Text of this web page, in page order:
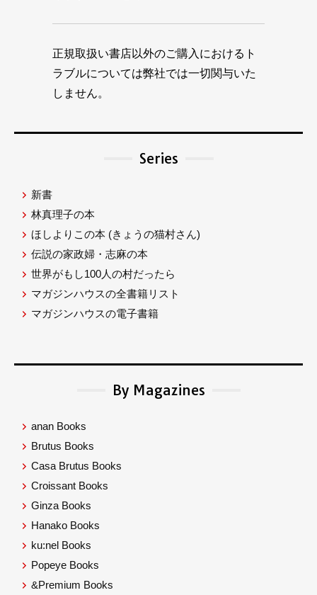
正規取扱い書店以外のご購入におけるト
ラブルについては弊社では一切関与いた
しません。
Series
新書
林真理子の本
ほしよりこの本 (きょうの猫村さん)
伝説の家政婦・志麻の本
世界がもし100人の村だったら
マガジンハウスの全書籍リスト
マガジンハウスの電子書籍
By Magazines
anan Books
Brutus Books
Casa Brutus Books
Croissant Books
Ginza Books
Hanako Books
ku:nel Books
Popeye Books
&Premium Books